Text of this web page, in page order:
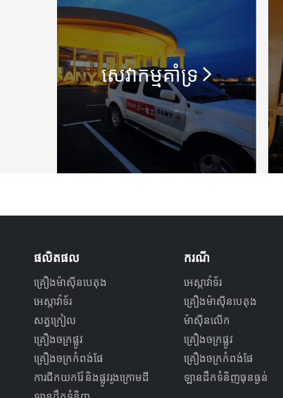
សេវាកម្មគាំទ្រ
ផលិតផល
គ្រឿងម៉ាស៊ីនបេតុង
អេស្កាវ៉ាទ័រ
សត្វក្រៀល
គ្រឿងចក្រផ្លូវ
គ្រឿងចក្រកំពង់ផែ
ការជីកយករ៉ែ និងផ្លូវរូងក្រោមដី
ករណី
អេស្កាវ៉ាទ័រ
គ្រឿងម៉ាស៊ីនបេតុង
ម៉ាស៊ីនលើក
គ្រឿងចក្រផ្លូវ
គ្រឿងចក្រកំពង់ផែ
ឡានដឹកទំនិញធុនធ្ងន់